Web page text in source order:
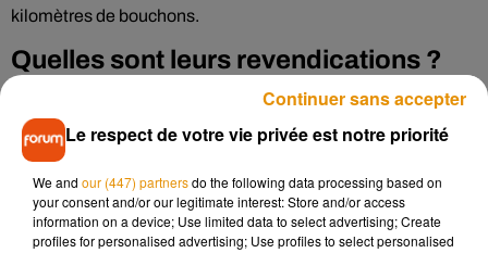
kilomètres de bouchons.
Quelles sont leurs revendications ?
Les agriculteurs protestent contre l’incohérence de la carte
des zones agricoles défavorisées. En effet certains secteurs
reçoivent des aides de l’état comme la Sologne, certaines
terres du Berry ou des communes de l’Orléanais par
exemple. Très bientôt, ces zones pourraient se voir rayer de
cette carte des zones défavorisées et les agriculteurs ne
Le respect de votre vie privée est notre priorité
We and our (447) partnersdo the following data processing based on
your consent and/or our legitimate interest: Store and/or access
information on a device; Use limited data to select advertising; Create
profiles for personalised advertising; Use profiles to select personalised
Continuer sans accepter